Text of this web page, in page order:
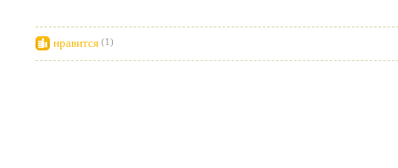
нравится (1)